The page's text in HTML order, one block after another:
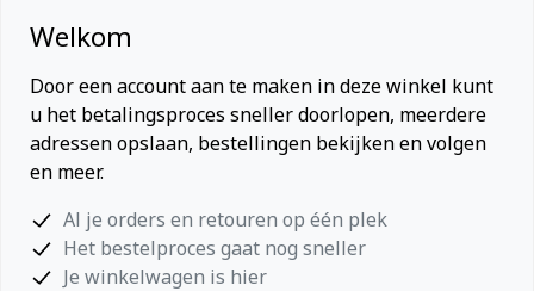
Welkom
Door een account aan te maken in deze winkel kunt
u het betalingsproces sneller doorlopen, meerdere
adressen opslaan, bestellingen bekijken en volgen
en meer.
Al je orders en retouren op één plek
Het bestelproces gaat nog sneller
Je winkelwagen is hier